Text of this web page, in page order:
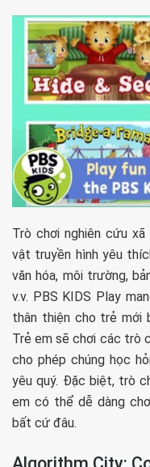
Trò chơi nghiên cứu
vật truyền hình yêu
văn hóa, môi trường,
v.v. PBS KIDS Play
thân thiện cho trẻ
Trẻ em sẽ chơi các trò
cho phép chúng học
yêu quý. Đặc biệt, trò
em có thể dễ dàng
bất cứ đâu.